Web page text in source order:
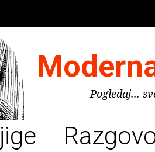
Pogledaj...